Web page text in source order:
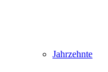
Jahrzehnte